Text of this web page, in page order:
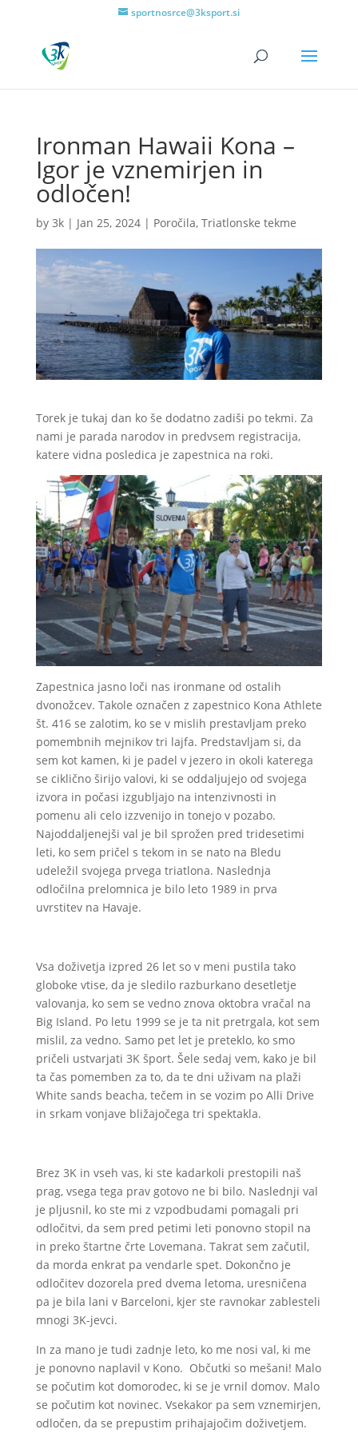
sportnosrce@3ksport.si
Ironman Hawaii Kona –
Igor je vznemirjen in
odločen!
by 3k| Jan 25, 2024| Poročila, Triatlonske tekme
Torek je tukaj dan ko še dodatno zadiši po tekmi. Za
nami je parada narodov in predvsem registracija,
katere vidna posledica je zapestnica na roki.
Zapestnica jasno loči nas ironmane od ostalih
dvonožcev. Takole označen z zapestnico Kona Athlete
št. 416 se zalotim, ko se v mislih prestavljam preko
pomembnih mejnikov tri lajfa. Predstavljam si, da
sem kot kamen, ki je padel v jezero in okoli katerega
se ciklično širijo valovi, ki se oddaljujejo od svojega
izvora in počasi izgubljajo na intenzivnosti in
pomenu ali celo izzvenijo in tonejo v pozabo.
Najoddaljenejši val je bil sprožen pred tridesetimi
leti, ko sem pričel s tekom in se nato na Bledu
udeležil svojega prvega triatlona. Naslednja
odločilna prelomnica je bilo leto 1989 in prva
uvrstitev na Havaje.
Vsa doživetja izpred 26 let so v meni pustila tako
globoke vtise, da je sledilo razburkano desetletje
valovanja, ko sem se vedno znova oktobra vračal na
Big Island. Po letu 1999 se je ta nit pretrgala, kot sem
mislil, za vedno. Samo pet let je preteklo, ko smo
pričeli ustvarjati 3K šport. Šele sedaj vem, kako je bil
ta čas pomemben za to, da te dni uživam na plaži
White sands beacha, tečem in se vozim po Alli Drive
in srkam vonjave bližajočega tri spektakla.
Brez 3K in vseh vas, ki ste kadarkoli prestopili naš
prag, vsega tega prav gotovo ne bi bilo. Naslednji val
je pljusnil, ko ste mi z vzpodbudami pomagali pri
odločitvi, da sem pred petimi leti ponovno stopil na
in preko štartne črte Lovemana. Takrat sem začutil,
da morda enkrat pa vendarle spet. Dokončno je
odločitev dozorela pred dvema letoma, uresničena
pa je bila lani v Barceloni, kjer ste ravnokar zablesteli
mnogi 3K-jevci.
In za mano je tudi zadnje leto, ko me nosi val, ki me
je ponovno naplavil v Kono. Občutki so mešani! Malo
se počutim kot domorodec, ki se je vrnil domov. Malo
se počutim kot novinec. Vsekakor pa sem vznemirjen,
odločen, da se prepustim prihajajočim doživetjem.